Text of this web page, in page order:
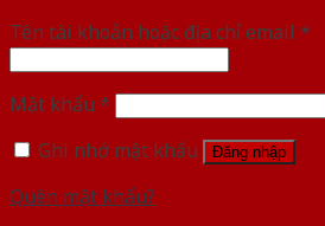
Tên tài khoản hoặc địa chỉ email *
Mật khẩu *
Ghi nhớ mật khẩu
Đăng nhập
Quên mật khẩu?